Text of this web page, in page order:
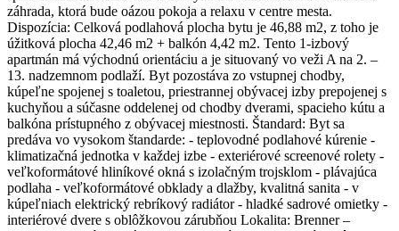
záhrada, ktorá bude oázou pokoja a relaxu v centre mesta.
Dispozícia: Celková podlahová plocha bytu je 46,88 m2, z toho je
úžitková plocha 42,46 m2 + balkón 4,42 m2. Tento 1-izbový
apartmán má východnú orientáciu a je situovaný vo veži A na 2. –
13. nadzemnom podlaží. Byt pozostáva zo vstupnej chodby,
kúpeľne spojenej s toaletou, priestrannej obývacej izby prepojenej s
kuchyňou a súčasne oddelenej od chodby dverami, spacieho kútu a
balkóna prístupného z obývacej miestnosti. Štandard: Byt sa
predáva vo vysokom štandarde: - teplovodné podlahové kúrenie -
klimatizačná jednotka v každej izbe - exteriérové screenové rolety -
veľkoformátové hliníkové okná s izolačným trojsklom - plávajúca
podlaha - veľkoformátové obklady a dlažby, kvalitná sanita - v
kúpeľniach elektrický rebríkový radiátor - hladké sadrové omietky -
interiérové dvere s oblôžkovou zárubňou Lokalita: Brenner –